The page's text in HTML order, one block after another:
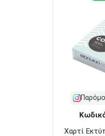
Χαρτί